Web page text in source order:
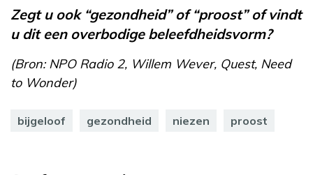
Zegt u ook “gezondheid” of “proost” of vindt
u dit een overbodige beleefdheidsvorm?
(Bron: NPO Radio 2, Willem Wever, Quest, Need
to Wonder)
bijgeloof gezondheid niezen proost